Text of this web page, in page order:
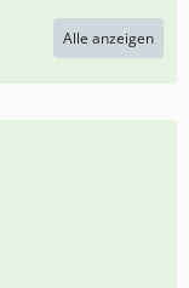
Alle anzeigen